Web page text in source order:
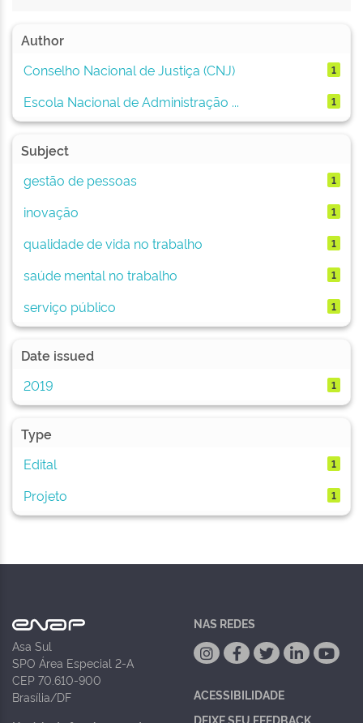
Author
Conselho Nacional de Justiça (CNJ)
1
Escola Nacional de Administração ... 1
Subject
gestão de pessoas
1
inovação 1
qualidade de vida no trabalho 1
saúde mental no trabalho 1
serviço público 1
Date issued
2019
1
Type
Edital
1
Projeto 1
Asa Sul
SPO Área Especial 2-A
CEP 70.610-900
Brasília/DF
NAS REDES
ACESSIBILIDADE
DEIXE SEU FEEDBACK